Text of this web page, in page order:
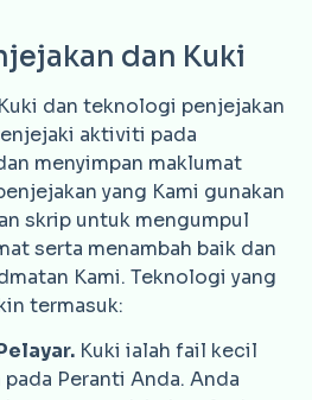
dan Kuki
dan teknologi penjejakan
aktiviti pada
menyimpan maklumat
yang Kami gunakan
skrip untuk mengumpul
serta menambah baik dan
Kami. Teknologi yang
termasuk:
Kuki ialah fail kecil
Peranti Anda. Anda